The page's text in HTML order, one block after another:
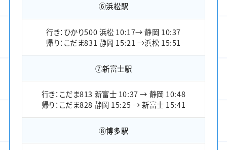
⑥浜松駅
行き：ひかり500 浜松 10:17→ 静岡 10:37
帰り：こだま831 静岡 15:21 →浜松 15:51
⑦新富士駅
行き：こだま813 新富士 10:37 → 静岡 10:48
帰り：こだま828 静岡 15:25 → 新富士 15:41
⑧博多駅